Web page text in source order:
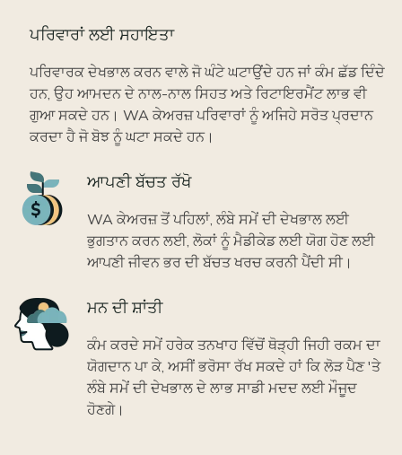
ਪਰਿਵਾਰਾਂ ਲਈ ਸਹਾਇਤਾ
ਪਰਿਵਾਰਕ ਦੇਖਭਾਲ ਕਰਨ ਵਾਲੇ ਜੋ ਘੰਟੇ ਘਟਾਉਂਦੇ ਹਨ ਜਾਂ ਕੰਮ ਛੱਡ ਦਿੰਦੇ
ਹਨ, ਉਹ ਆਮਦਨ ਦੇ ਨਾਲ-ਨਾਲ ਸਿਹਤ ਅਤੇ ਰਿਟਾਇਰਮੈਂਟ ਲਾਭ ਵੀ
ਗੁਆ ਸਕਦੇ ਹਨ। WA ਕੇਅਰਜ਼ ਪਰਿਵਾਰਾਂ ਨੂੰ ਅਜਿਹੇ ਸਰੋਤ ਪ੍ਰਦਾਨ
ਕਰਦਾ ਹੈ ਜੋ ਬੋਝ ਨੂੰ ਘਟਾ ਸਕਦੇ ਹਨ।
Icon ਆਪਣੀ ਬੱਚਤ ਰੱਖੋ
WA ਕੇਅਰਜ਼ ਤੋਂ ਪਹਿਲਾਂ, ਲੰਬੇ ਸਮੇਂ ਦੀ ਦੇਖਭਾਲ ਲਈ
ਭੁਗਤਾਨ ਕਰਨ ਲਈ, ਲੋਕਾਂ ਨੂੰ ਮੈਡੀਕੇਡ ਲਈ ਯੋਗ ਹੋਣ ਲਈ
ਆਪਣੀ ਜੀਵਨ ਭਰ ਦੀ ਬੱਚਤ ਖਰਚ ਕਰਨੀ ਪੈਂਦੀ ਸੀ।
Icon ਮਨ ਦੀ ਸ਼ਾਂਤੀ
ਕੰਮ ਕਰਦੇ ਸਮੇਂ ਹਰੇਕ ਤਨਖਾਹ ਵਿੱਚੋਂ ਥੋੜ੍ਹੀ ਜਿਹੀ ਰਕਮ ਦਾ
ਯੋਗਦਾਨ ਪਾ ਕੇ, ਅਸੀਂ ਭਰੋਸਾ ਰੱਖ ਸਕਦੇ ਹਾਂ ਕਿ ਲੋੜ ਪੈਣ 'ਤੇ
ਲੰਬੇ ਸਮੇਂ ਦੀ ਦੇਖਭਾਲ ਦੇ ਲਾਭ ਸਾਡੀ ਮਦਦ ਲਈ ਮੌਜੂਦ
ਹੋਣਗੇ।